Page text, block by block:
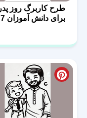
طرح کاربرگ روز پدر
برای دانش آموزان 7